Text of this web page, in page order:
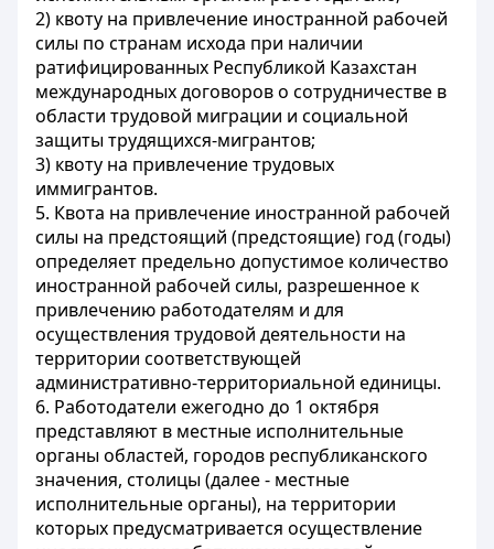
2) квоту на привлечение иностранной рабочей
силы по странам исхода при наличии
ратифицированных Республикой Казахстан
международных договоров о сотрудничестве в
области трудовой миграции и социальной
защиты трудящихся-мигрантов;
3) квоту на привлечение трудовых
иммигрантов.
5. Квота на привлечение иностранной рабочей
силы на предстоящий (предстоящие) год (годы)
определяет предельно допустимое количество
иностранной рабочей силы, разрешенное к
привлечению работодателям и для
осуществления трудовой деятельности на
территории соответствующей
административно-территориальной единицы.
6. Работодатели ежегодно до 1 октября
представляют в местные исполнительные
органы областей, городов республиканского
значения, столицы (далее - местные
исполнительные органы), на территории
которых предусматривается осуществление